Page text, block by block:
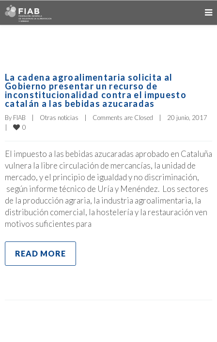
La cadena agroalimentaria solicita al
Gobierno presentar un recurso de
inconstitucionalidad contra el impuesto
catalán a las bebidas azucaradas
By FIAB Otras noticias Comments are Closed
0
El impuesto a las bebidas azucaradas aprobado en Cataluña
vulnera la libre circulación de mercancías, la unidad de
mercado, y el principio de igualdad y no discriminación,
según informe técnico de Uría y Menéndez. Los sectores
de la producción agraria, la industria agroalimentaria, la
distribución comercial, la hostelería y la restauración ven
motivos suficientes para
READ MORE